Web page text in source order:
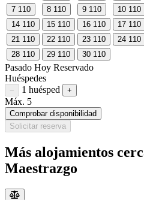
7 110 8 110 9 110 10 110
14 110 15 110 16 110 17 110
21 110 22 110 23 110 24 110
28 110 29 110 30 110
Pasado Hoy Reservado
Huéspedes
Restar huésped
− 1 huésped Sumar huésped
+
Máx. 5
Comprobar disponibilidad
Solicitar reserva
Más alojamientos
Maestrazgo